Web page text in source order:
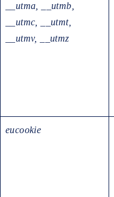
__utma, __utmb,
__utmc, __utmt,
__utmv, __utmz
eucookie